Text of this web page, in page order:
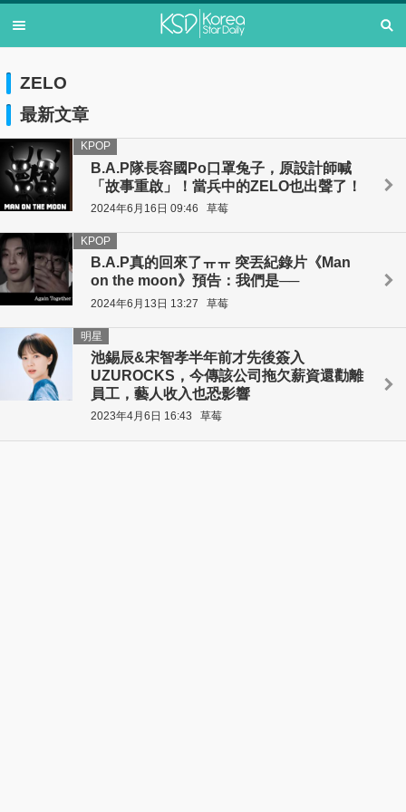
ZELO
最新文章
B.A.P隊長容國Po口罩兔子，原設計師喊
「故事重啟」！當兵中的ZELO也出聲了！
KPOP
2024年6月16日 09:46 草莓
B.A.P真的回來了ㅠㅠ 突丟紀錄片《Man
on the moon》預告：我們是──
KPOP
2024年6月13日 13:27 草莓
池錫辰&宋智孝半年前才先後簽入
UZUROCKS，今傳該公司拖欠薪資還勸離
員工，藝人收入也恐影響
明星
2023年4月6日 16:43 草莓